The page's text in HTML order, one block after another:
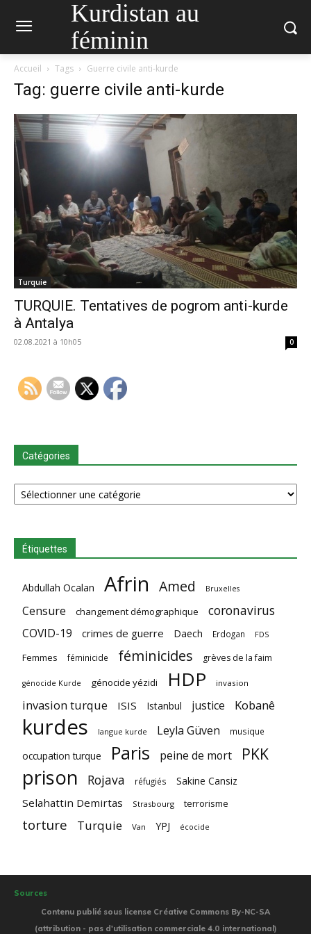
Kurdistan au
féminin
Accueil Tags Guerre civile anti-kurde
Tag: guerre civile anti-kurde
Turquie
TURQUIE. Tentatives de pogrom anti-kurde
à Antalya
02.08.2021 à 10h05 0
Catégories
Catégories
Étiquettes
Abdullah Ocalan Afrin Amed Bruxelles
Censure changement démographique coronavirus
COVID-19 crimes de guerre Daech Erdogan FDS
Femmes féminicide féminicides grèves de la faim
génocide Kurde génocide yézidi HDP invasion
invasion turque ISIS Istanbul justice Kobanê
kurdes langue kurde Leyla Güven musique
occupation turque Paris peine de mort PKK
prison Rojava réfugiés Sakine Cansiz
Selahattin Demirtas Strasbourg terrorisme
torture Turquie Van YPJ écocide
Sources
Contenu publié sous license Créative Commons By-NC-SA
(attribution - pas d'utilisation commerciale 4.0 international)